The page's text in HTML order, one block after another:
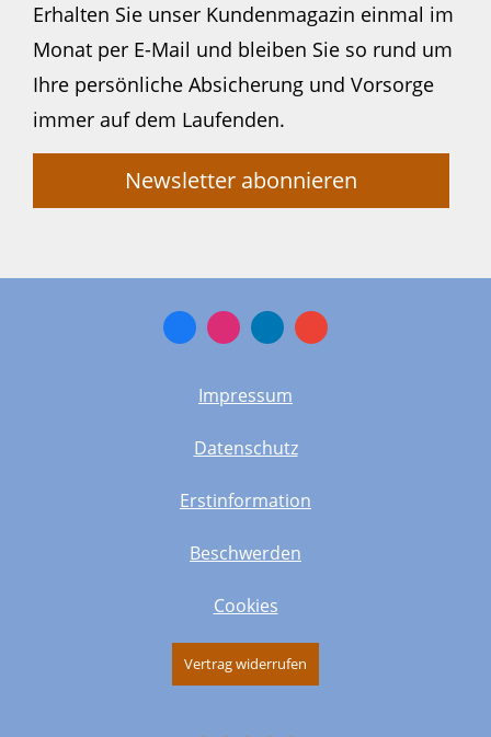
Erhalten Sie unser Kundenmagazin einmal im
Monat per E-Mail und bleiben Sie so rund um
Ihre persönliche Absicherung und Vorsorge
immer auf dem Laufenden.
Newsletter abonnieren
Impressum
Datenschutz
Erstinformation
Beschwerden
Cookies
Vertrag widerrufen